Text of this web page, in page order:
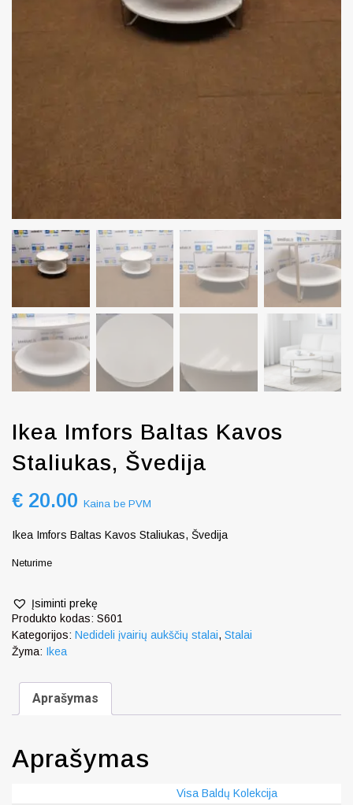
Ikea Imfors Baltas Kavos
Staliukas, Švedija
€ 20.00 Kaina be PVM
Ikea Imfors Baltas Kavos Staliukas, Švedija
Neturime
Įsiminti prekę
Produkto kodas: S601
Kategorijos: Nedideli įvairių aukščių stalai, Stalai
Žyma: Ikea
Aprašymas
Aprašymas
Visa Baldų Kolekcija